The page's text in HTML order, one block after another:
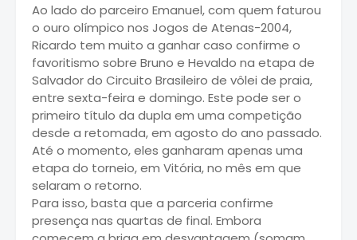
Ao lado do parceiro Emanuel, com quem faturou
o ouro olímpico nos Jogos de Atenas-2004,
Ricardo tem muito a ganhar caso confirme o
favoritismo sobre Bruno e Hevaldo na etapa de
Salvador do Circuito Brasileiro de vôlei de praia,
entre sexta-feira e domingo. Este pode ser o
primeiro título da dupla em uma competição
desde a retomada, em agosto do ano passado.
Até o momento, eles ganharam apenas uma
etapa do torneio, em Vitória, no mês em que
selaram o retorno.
Para isso, basta que a parceria confirme
presença nas quartas de final. Embora